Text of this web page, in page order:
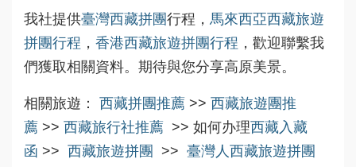
我社提供臺灣西藏拼團行程， 馬來西亞西藏旅遊
拼團行程 ， 香港西藏旅遊拼團行程 ，歡迎聯繫我
們獲取相關資料。期待與您分享高原美景。
相關旅遊： 西藏拼團推薦 >> 西藏旅遊團推
薦 >> 西藏旅行社推薦 >> 如何办理西藏入藏
函 >> 西藏旅遊拼團 >> 臺灣人西藏旅遊拼團